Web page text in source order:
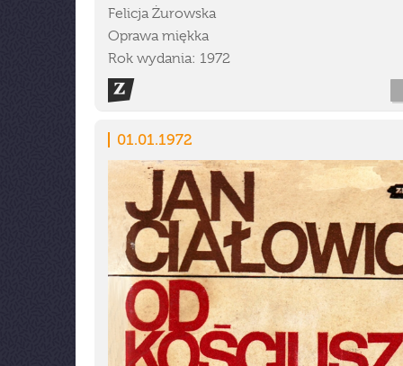
Felicja Żurowska
Oprawa miękka
Rok wydania: 1972
01.01.1972